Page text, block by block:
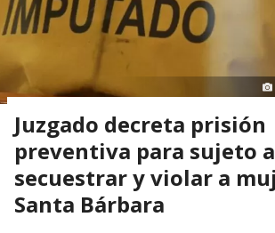
Juzgado decreta prisión
preventiva para sujeto
secuestrar y violar a
Santa Bárbara